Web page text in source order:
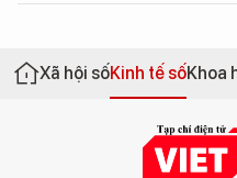
Xã hội sốKinh tế sốKhoa